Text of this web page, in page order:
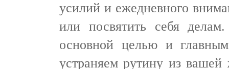
усилий и ежедневного
или посвятить себя
основной целью и
устраняем рутину из